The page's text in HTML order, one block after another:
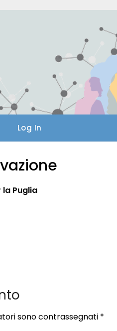
Log In
Puglia
sono contrassegnati *